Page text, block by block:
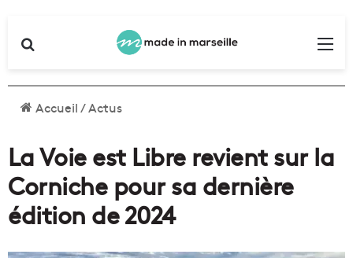
Accueil/Actus
La Voie est Libre revient sur la
Corniche pour sa dernière
édition de 2024